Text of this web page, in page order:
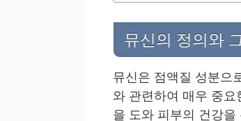
뮤신의 정의와
뮤신은 점액질 성분으
와 관련하여 매우 중
을 도와 피부의 건강